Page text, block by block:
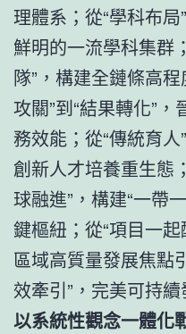
理體系；從“學科布
鮮明的一流學科集群
隊”，構建全鏈條高
攻關”到“結果轉化”
務效能；從“傳統育
創新人才培養重生態
球融進”，構建“一帶
鍵樞紐；從“項目一起
區域高質量發展焦點
效牽引”，完美可持
以系統性觀念一體化